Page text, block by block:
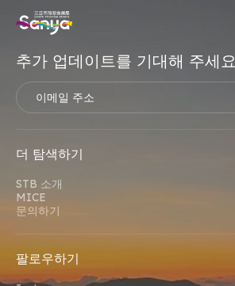
추가 업데이트를 기대해 주세요
더 탐색하기
STB 소개
MICE
문의하기
팔로우하기